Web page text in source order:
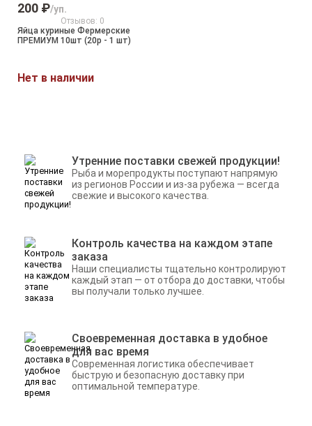
200 ₽/уп.
Отзывов: 0
Яйца куриные Фермерские
ПРЕМИУМ 10шт (20р - 1 шт)
Нет в наличии
Утренние поставки свежей продукции!
Рыба и морепродукты поступают напрямую
из регионов России и из-за рубежа — всегда
свежие и высокого качества.
Контроль качества на каждом этапе
заказа
Наши специалисты тщательно контролируют
каждый этап — от отбора до доставки, чтобы
вы получали только лучшее.
Своевременная доставка в удобное
для вас время
Современная логистика обеспечивает
быструю и безопасную доставку при
оптимальной температуре.